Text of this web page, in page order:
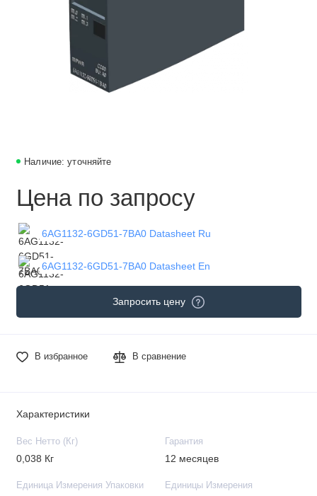
Наличие: уточняйте
Цена по запросу
6AG1132-6GD51-7BA0 Datasheet Ru
6AG1132-6GD51-7BA0 Datasheet En
Запросить цену
В избранное В сравнение
Характеристики
Вес Нетто (Кг)
0,038 Кг
Гарантия
12 месяцев
Единица Измерения Упаковки Единицы Измерения